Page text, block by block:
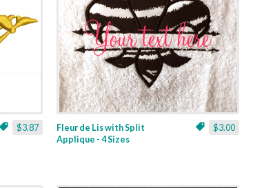
$3.87 $3.00
Fleur de Lis with Split
Applique - 4 Sizes